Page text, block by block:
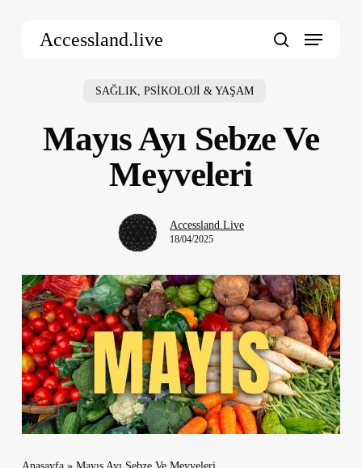
Accessland.live Menu
SAĞLIK, PSİKOLOJİ & YAŞAM
Mayıs Ayı Sebze Ve
Meyveleri
Accessland.Live
18/04/2025